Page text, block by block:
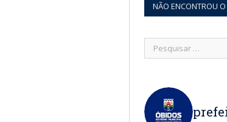
NÃO ENCONTROU